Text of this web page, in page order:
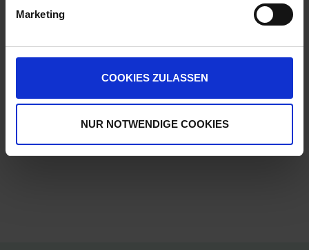
Marketing
COOKIES ZULASSEN
NUR NOTWENDIGE COOKIES
Ulmer Straße 128